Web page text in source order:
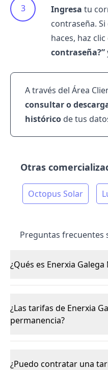
Ingresa tu
contraseña.
haces, haz clic
contraseña?”
A través del Área
consultar o
histórico de tus
Otras
Octopus Solar
Preguntas frecuentes
¿Qués es Enerxia Galega
¿Las tarifas de Enerxia
permanencia?
¿Puedo contratar una